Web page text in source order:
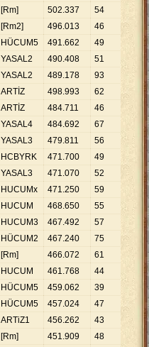
[Rm] 502.337 54
[Rm2] 496.013 46
HÜCUM5 491.662 49 10
YASAL2 490.408 51
YASAL2 489.178 93
ARTİZ 498.993 62
ARTİZ 484.711 46 10
YASAL4 484.692 67
YASAL3 479.811 56 8
HCBYRK 471.700 49 9
YASAL3 471.070 52
HUCUMx 471.250 59 7.
HUCUM 468.650 55
HUCUM3 467.492 57
HÜCUM2 467.240 75
[Rm] 466.072 61
HUCUM 461.768 44
HÜCUM5 459.062 39
HÜCUM5 457.024 47
ARTiZ1 456.262 43 10
[Rm] 451.909 48